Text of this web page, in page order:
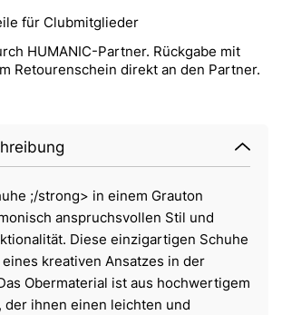
für Clubmitglieder
HUMANIC-Partner. Rückgabe mit
Retourenschein direkt an den Partner.
;/strong> in einem Grauton
anspruchsvollen Stil und
Diese einzigartigen Schuhe
kreativen Ansatzes in der
Obermaterial ist aus hochwertigem
ihnen einen leichten und